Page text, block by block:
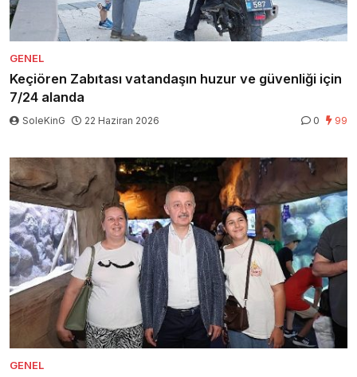
GENEL
Keçiören Zabıtası vatandaşın huzur ve güvenliği için
7/24 alanda
SoleKinG 22 Haziran 2026 0 99
GENEL